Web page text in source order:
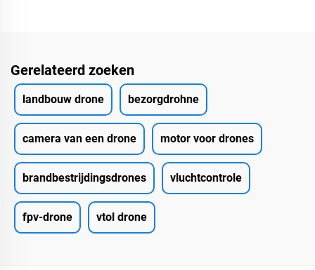
Gerelateerd zoeken
landbouw drone bezorgdrohne
camera van een drone motor voor drones
brandbestrijdingsdrones vluchtcontrole
fpv-drone vtol drone